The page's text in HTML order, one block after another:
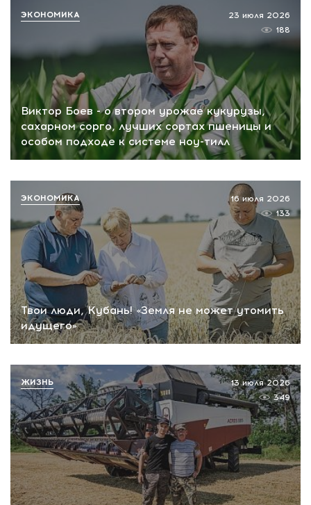
Виктор Боев - о втором урожае кукурузы,
сахарном сорго, лучших сортах пшеницы и
особом подходе к системе ноу-тилл
23 июля 2026
188
ЭКОНОМИКА
Твои люди, Кубань! «Земля не может утомить
идущего»
16 июля 2026
133
ЭКОНОМИКА
13 июля 2026
349
ЖИЗНЬ